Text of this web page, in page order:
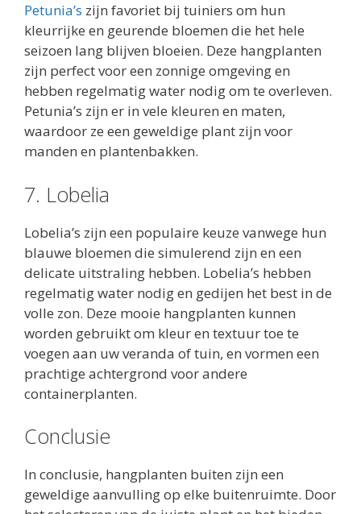
Petunia’s zijn favoriet bij tuiniers om ​​hun
kleurrijke en geurende bloemen die het hele
seizoen lang blijven bloeien. Deze hangplanten
zijn perfect voor een zonnige omgeving en
hebben regelmatig water nodig om te overleven.
Petunia’s zijn er in vele kleuren en maten,
waardoor ze een geweldige plant zijn voor
manden en plantenbakken.
7. Lobelia
Lobelia’s zijn een populaire keuze vanwege hun
blauwe bloemen die simulerend zijn en een
delicate uitstraling hebben. Lobelia’s hebben
regelmatig water nodig en gedijen het best in de
volle zon. Deze mooie hangplanten kunnen
worden gebruikt om kleur en textuur toe te
voegen aan uw veranda of tuin, en vormen een
prachtige achtergrond voor andere
containerplanten.
Conclusie
In conclusie, hangplanten buiten zijn een
geweldige aanvulling op elke buitenruimte. Door